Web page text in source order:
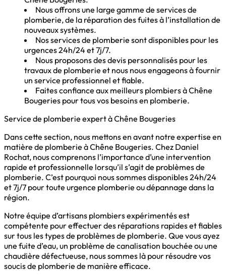
Nous offrons une large gamme de services de
plomberie, de la réparation des fuites à l’installation de
nouveaux systèmes.
Nos services de plomberie sont disponibles pour les
urgences 24h/24 et 7j/7.
Nous proposons des devis personnalisés pour les
travaux de plomberie et nous nous engageons à fournir
un service professionnel et fiable.
Faites confiance aux meilleurs plombiers à Chêne
Bougeries pour tous vos besoins en plomberie.
Service de plomberie expert à Chêne Bougeries
Dans cette section, nous mettons en avant notre expertise en
matière de plomberie à Chêne Bougeries. Chez Daniel
Rochat, nous comprenons l’importance d’une intervention
rapide et professionnelle lorsqu’il s’agit de problèmes de
plomberie. C’est pourquoi nous sommes disponibles 24h/24
et 7j/7 pour toute urgence plomberie ou dépannage dans la
région.
Notre équipe d’artisans plombiers expérimentés est
compétente pour effectuer des réparations rapides et fiables
sur tous les types de problèmes de plomberie. Que vous ayez
une fuite d’eau, un problème de canalisation bouchée ou une
chaudière défectueuse, nous sommes là pour résoudre vos
soucis de plomberie de manière efficace.